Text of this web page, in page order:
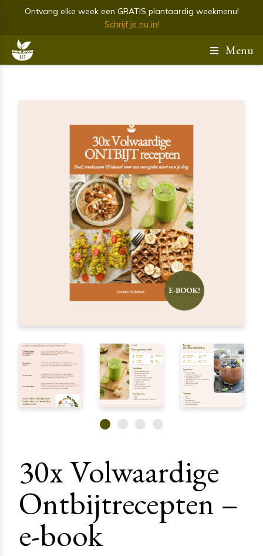
Ontvang elke week een GRATIS plantaardig weekmenu!
Schrijf je nu in!
Menu
30x Volwaardige
Ontbijtrecepten –
e-book